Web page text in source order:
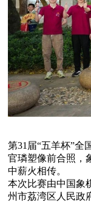
第31届“五羊杯”全
官璘塑像前合照，
中薪火相传。
本次比赛由中国象
州市荔湾区人民政